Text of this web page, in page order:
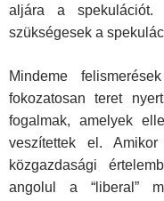
aljára a spekulációt.
szükségesek a
Mindeme
fokozatosan teret
fogalmak, amelyek
veszítettek el.
közgazdasági
angolul a “liberal”